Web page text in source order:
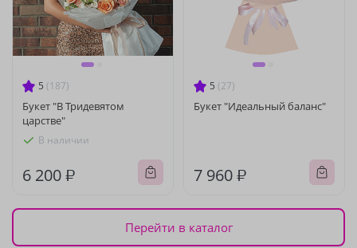
5 (187)
Букет "В Тридевятом
царстве"
В наличии
6 200 ₽
5 (27)
Букет "Идеальный баланс"
7 960 ₽
Перейти в каталог